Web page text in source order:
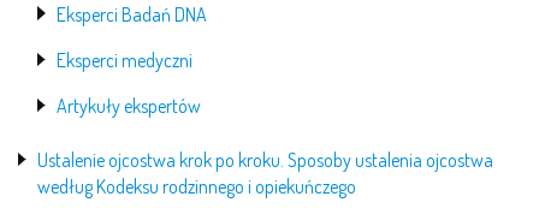
Eksperci Badań DNA
Eksperci medyczni
Artykuły ekspertów
Ustalenie ojcostwa krok po kroku. Sposoby ustalenia ojcostwa
według Kodeksu rodzinnego i opiekuńczego